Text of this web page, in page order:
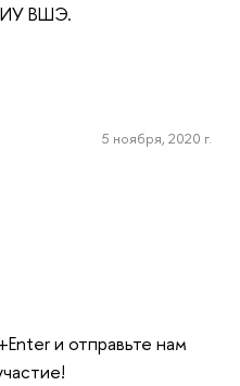
ВШЭ.
5 ноября, 2020 г.
и отправьте нам